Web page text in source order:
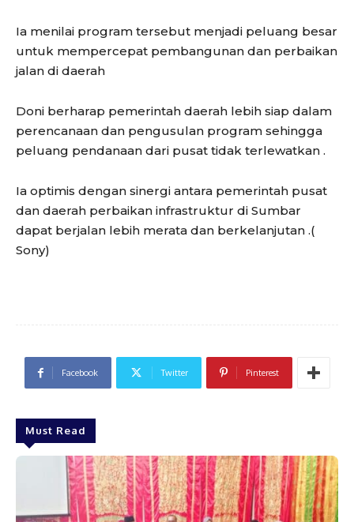
Ia menilai program tersebut menjadi peluang besar
untuk mempercepat pembangunan dan perbaikan
jalan di daerah
Doni berharap pemerintah daerah lebih siap dalam
perencanaan dan pengusulan program sehingga
peluang pendanaan dari pusat tidak terlewatkan .
Ia optimis dengan sinergi antara pemerintah pusat
dan daerah perbaikan infrastruktur di Sumbar
dapat berjalan lebih merata dan berkelanjutan .(
Sony)
Facebook Twitter Pinterest
Must Read